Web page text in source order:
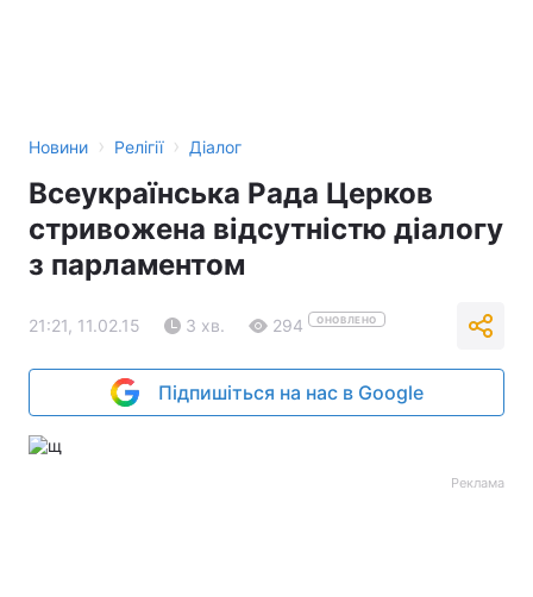
Новини › Релігії › Діалог
Всеукраїнська Рада Церков
стривожена відсутністю діалогу
з парламентом
21:21, 11.02.15 3 хв. 294 ОНОВЛЕНО
Підпишіться на нас в Google
Реклама